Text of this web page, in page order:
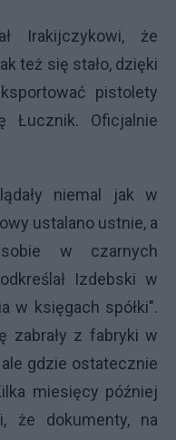
Irakijczykowi, że
też się stało, dzięki
pistolety
Łucznik. Oficjalnie
niemal jak w
ustalano ustnie, a
sobie w czarnych
Izdebski w
w księgach spółki".
zabrały z fabryki w
gdzie ostatecznie
miesięcy później
że dokumenty, na